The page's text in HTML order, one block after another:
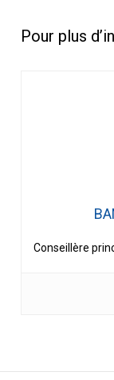
Pour plus
Conseillère